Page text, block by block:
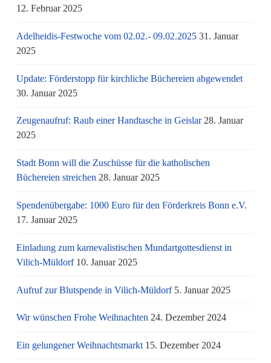
12. Februar 2025
Adelheidis-Festwoche vom 02.02.- 09.02.2025 31. Januar
2025
Update: Förderstopp für kirchliche Büchereien abgewendet
30. Januar 2025
Zeugenaufruf: Raub einer Handtasche in Geislar 28. Januar
2025
Stadt Bonn will die Zuschüsse für die katholischen
Büchereien streichen 28. Januar 2025
Spendenübergabe: 1000 Euro für den Förderkreis Bonn e.V.
17. Januar 2025
Einladung zum karnevalistischen Mundartgottesdienst in
Vilich-Müldorf 10. Januar 2025
Aufruf zur Blutspende in Vilich-Müldorf 5. Januar 2025
Wir wünschen Frohe Weihnachten 24. Dezember 2024
Ein gelungener Weihnachtsmarkt 15. Dezember 2024